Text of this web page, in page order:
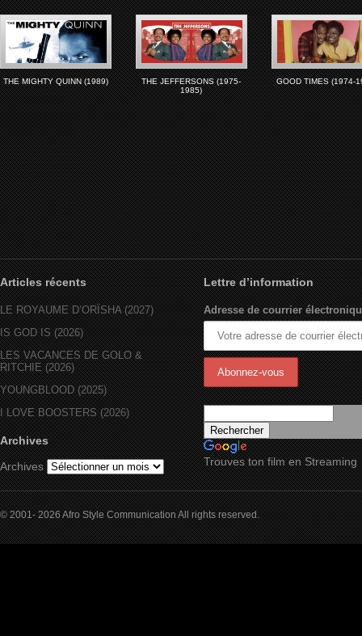
THE MIGHTY QUINN (1989)
THE JEFFERSONS (1975-
1985)
GOOD TIMES (1974-
Articles récents
LE ROYAUME D’ORÏSHA (2027)
IS GOD IS (2026)
LES VACANCES DE GOLO &
RITCHIE (2026)
YOUNGBLOOD (2025)
I LOVE BOOSTERS (2026)
Archives
Archives
Lettre d’information
Adresse de courrier
Trouves ton film en Streaming
© 2001- 2026 Afro Style Communication All rights reserved.